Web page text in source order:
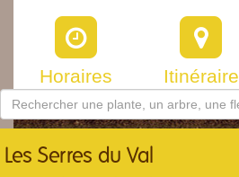
Horaires Itinéraire
Les Serres du Val